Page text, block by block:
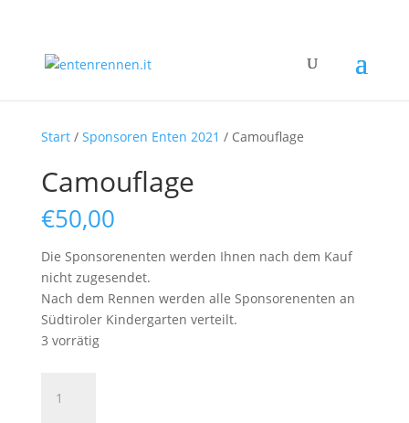
Start/ Sponsoren Enten 2021 / Camouflage
Camouflage
€50,00
Die Sponsorenenten werden Ihnen nach dem Kauf
nicht zugesendet.
Nach dem Rennen werden alle Sponsorenenten an
Südtiroler Kindergarten verteilt.
3 vorrätig
Menge